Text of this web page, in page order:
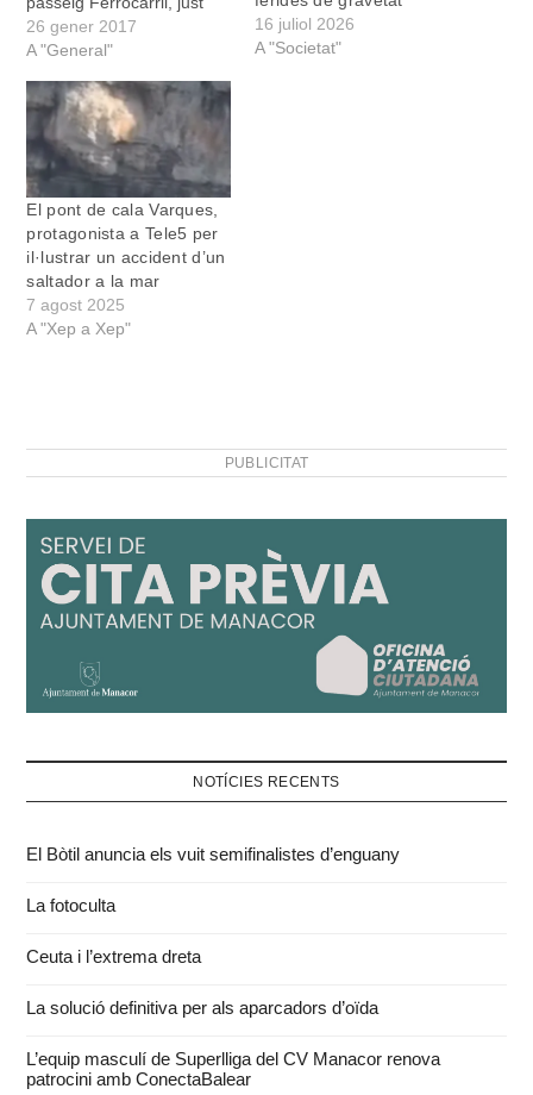
davant l’Auditori. Segons
la informació facilitada per
circulava en una
motocicleta de 125 cc,
quan “presumptament es
va despistar i va impactar
amb la roda…
26 gener 2017
A "General"
16 juliol 2026
A "Societat"
El pont de cala Varques,
protagonista a Tele5 per
il·lustrar un accident d’un
saltador a la mar
7 agost 2025
A "Xep a Xep"
PUBLICITAT
NOTÍCIES RECENTS
El Bòtil anuncia els vuit semifinalistes d’enguany
La fotoculta
Ceuta i l’extrema dreta
La solució definitiva per als aparcadors d’oïda
L’equip masculí de Superlliga del CV Manacor renova
patrocini amb ConectaBalear